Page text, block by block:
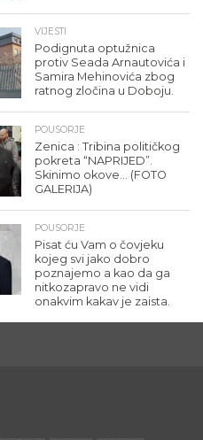
VIJESTI
Podignuta optužnica
protiv Seada Arnautovića i
Samira Mehinovića zbog
ratnog zločina u Doboju.
POUSORJE
Zenica : Tribina političkog
pokreta “NAPRIJED”.
Skinimo okove… (FOTO
GALERIJA)
POUSORJE
Pisat ću Vam o čovjeku
kojeg svi jako dobro
poznajemo a kao da ga
nitkozapravo ne vidi
onakvim kakav je zaista.